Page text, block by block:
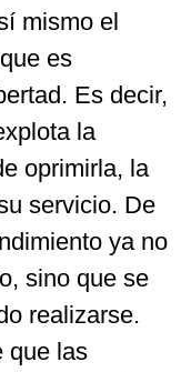
mismo el
es
Es decir,
la
oprimirla, la
servicio. De
ya no
sino que se
realizarse.
que las